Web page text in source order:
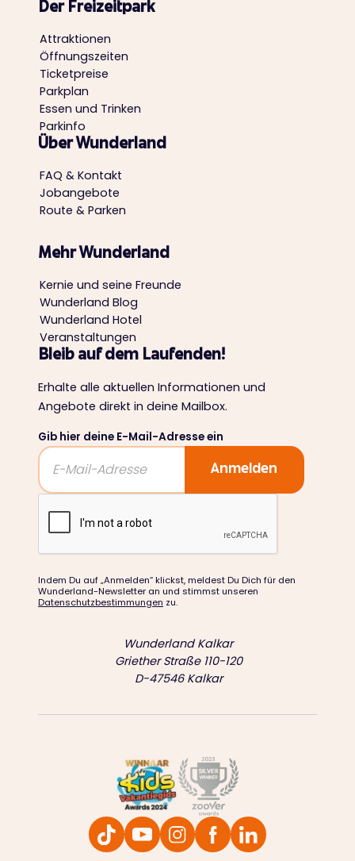
Der Freizeitpark
Attraktionen
Öffnungszeiten
Ticketpreise
Parkplan
Essen und Trinken
Parkinfo
Über Wunderland
FAQ & Kontakt
Jobangebote
Route & Parken
Mehr Wunderland
Kernie und seine Freunde
Wunderland Blog
Wunderland Hotel
Veranstaltungen
Bleib auf dem Laufenden!
Erhalte alle aktuellen Informationen und
Angebote direkt in deine Mailbox.
Gib hier deine E-Mail-Adresse ein
Indem Du auf „Anmelden“ klickst, meldest Du Dich für den
Wunderland-Newsletter an und stimmst unseren
Datenschutzbestimmungen zu.
Wunderland Kalkar
Griether Straße 110-120
D-47546 Kalkar